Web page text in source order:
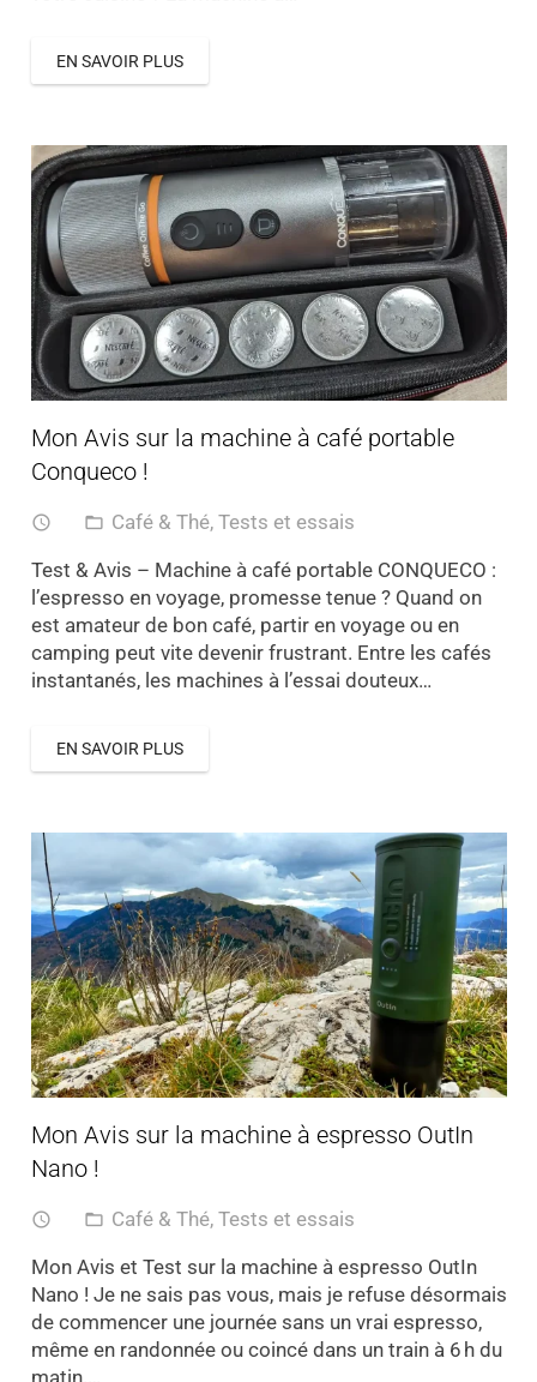
EN SAVOIR PLUS
Mon Avis sur la machine à café portable
Conqueco !
access_time folder_open Café & Thé,Tests et essais
Test & Avis – Machine à café portable CONQUECO :
l’espresso en voyage, promesse tenue ? Quand on
est amateur de bon café, partir en voyage ou en
camping peut vite devenir frustrant. Entre les cafés
instantanés, les machines à l’essai douteux…
EN SAVOIR PLUS
Mon Avis sur la machine à espresso OutIn
Nano !
access_time folder_open Café & Thé,Tests et essais
Mon Avis et Test sur la machine à espresso OutIn
Nano ! Je ne sais pas vous, mais je refuse désormais
de commencer une journée sans un vrai espresso,
même en randonnée ou coincé dans un train à 6 h du
matin.…